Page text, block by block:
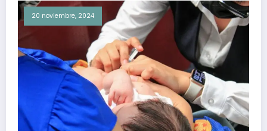
20 noviembre, 2024